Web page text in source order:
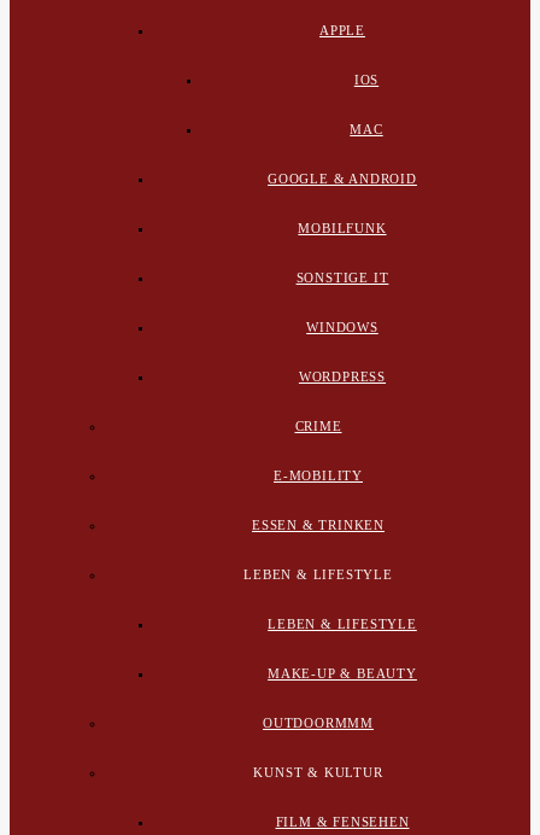
APPLE
IOS
MAC
GOOGLE & ANDROID
MOBILFUNK
SONSTIGE IT
WINDOWS
WORDPRESS
CRIME
E-MOBILITY
ESSEN & TRINKEN
LEBEN & LIFESTYLE
LEBEN & LIFESTYLE
MAKE-UP & BEAUTY
OUTDOORMMM
KUNST & KULTUR
FILM & FENSEHEN